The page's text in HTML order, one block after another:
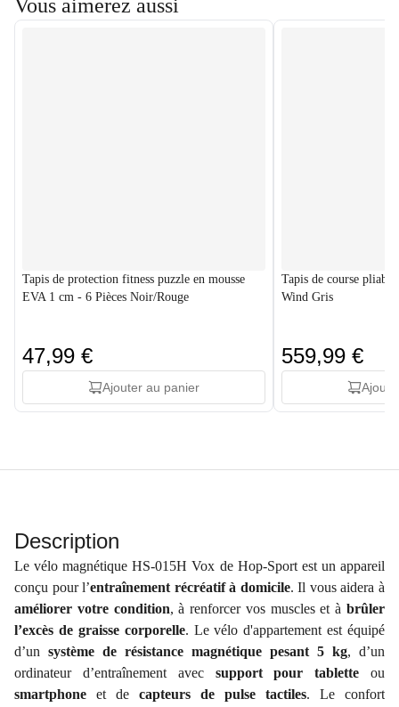
Vous aimerez aussi
Tapis de protection fitness puzzle en mousse
EVA 1 cm - 6 Pièces Noir/Rouge
47,99 €
Ajouter au panier
Tapis de course
Wind Gris
559,99 €
Description
Le vélo magnétique HS-015H Vox de Hop-Sport est un appareil
conçu pour l’entraînement récréatif à domicile. Il vous aidera à
améliorer votre condition, à renforcer vos muscles et àbrûler
l’excès de graisse corporelle. Le vélo d'appartement est équipé
d’un système de résistance magnétique pesant 5 kg, d’un
ordinateur d’entraînement avec support pour tablette ou
smartphone et de capteurs de pulse tactiles. Le confort